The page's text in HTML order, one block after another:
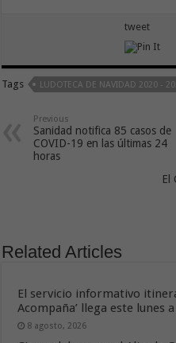
tweet
Tags LUDOTECA DE NAVIDAD 2020 -
Previous
Sanidad notifica 85 casos de
COVID-19 en las últimas 24
horas
El
Related Articles
El servicio informativo
Acompaña’ llega este lunes
8 agosto, 2026